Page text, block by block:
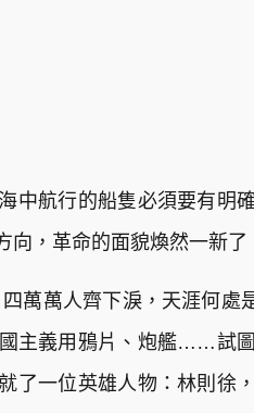
中航行的船隻必須要有明
向，革命的面貌煥然一新
萬萬人齊下淚，天涯何處
主義用鴉片、炮艦……試
了一位英雄人物：林則徐